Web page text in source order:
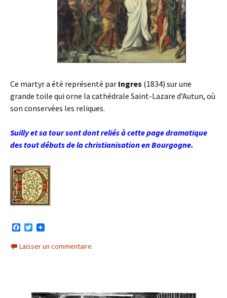
Ce martyr a été représenté par Ingres (1834) sur une
grande toile qui orne la cathédrale Saint-Lazare d’Autun, où
son conservées les reliques.
Suilly et sa tour sont dont reliés à cette page dramatique
des tout débuts de la christianisation en Bourgogne.
c
e
T
i
t
Laisser un commentaire